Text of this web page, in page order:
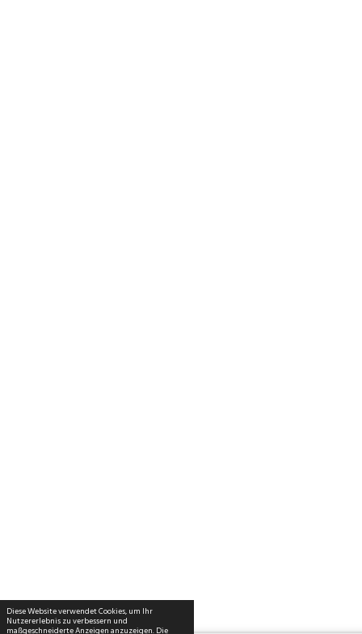
Diese Website verwendet Cookies, um Ihr
Nutzererlebnis zu verbessern und
maßgeschneiderte Anzeigen anzuzeigen. Die